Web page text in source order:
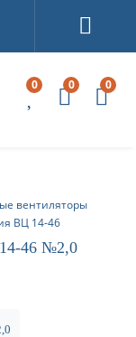
0 0 0
вентиляторы
ВЦ 14-46
46 №2,0